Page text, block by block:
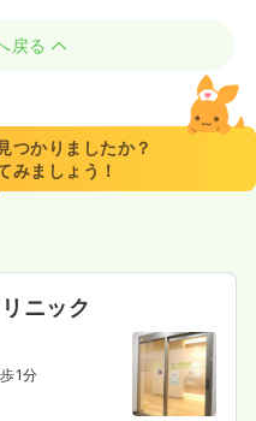
戻る
つかりましたか？
みましょう！
ニック
1分